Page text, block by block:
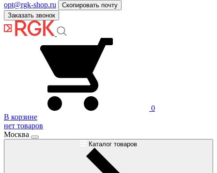
opt@rgk-shop.ru
Скопировать почту
Заказать звонок
0
В корзине
нет товаров
Москва
Каталог товаров